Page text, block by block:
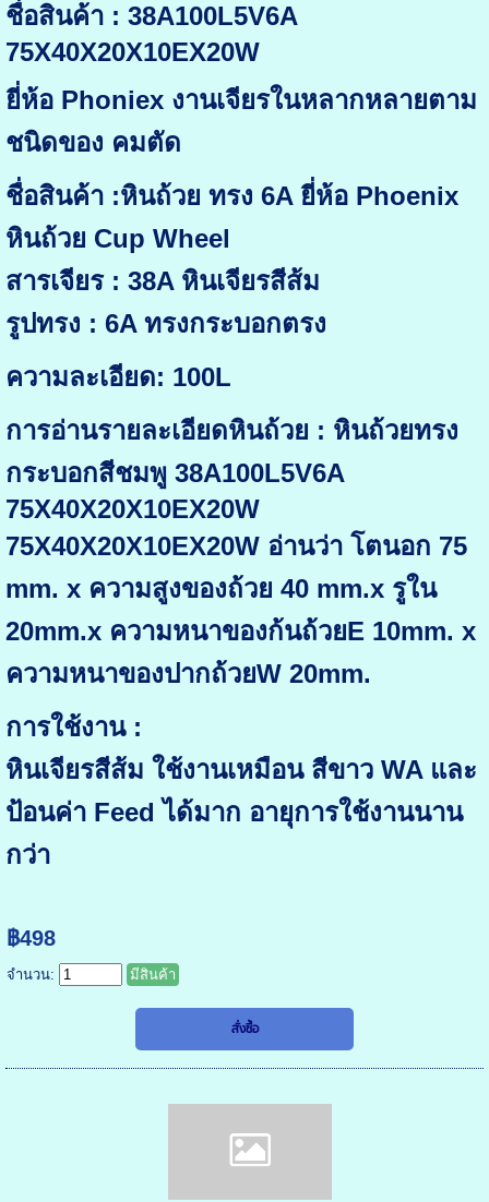
ชื่อสินค้า : 38A100L5V6A
75X40X20X10EX20W
ยี่ห้อ Phoniex งานเจียรในหลากหลายตาม
ชนิดของ คมตัด
ชื่อสินค้า :หินถ้วย ทรง 6A ยี่ห้อ Phoenix
หินถ้วย Cup Wheel
สารเจียร : 38A หินเจียรสีส้ม
รูปทรง : 6A ทรงกระบอกตรง
ความละเอียด: 100L
การอ่านรายละเอียดหินถ้วย : หินถ้วยทรง
กระบอกสีชมพู 38A100L5V6A
75X40X20X10EX20W
75X40X20X10EX20W อ่านว่า โตนอก 75
mm. x ความสูงของถ้วย 40 mm.x รูใน
20mm.x ความหนาของก้นถ้วยE 10mm. x
ความหนาของปากถ้วยW 20mm.
การใช้งาน :
หินเจียรสีส้ม ใช้งานเหมือน สีขาว WA และ
ป้อนค่า Feed ได้มาก อายุการใช้งานนาน
กว่า
฿498
จำนวน: มีสินค้า